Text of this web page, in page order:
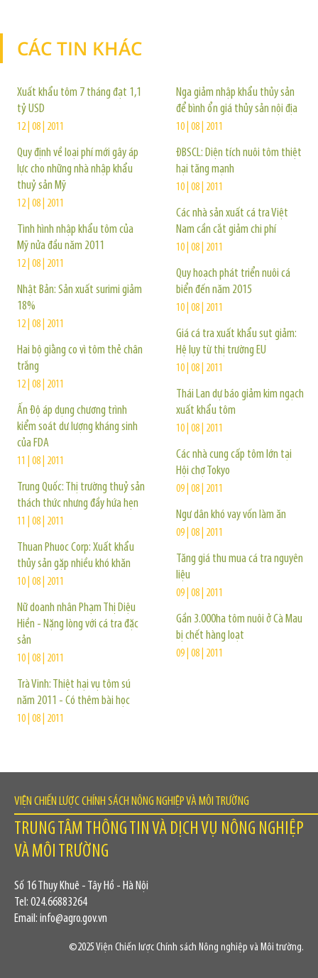
CÁC TIN KHÁC
Xuất khẩu tôm 7 tháng đạt 1,1
tỷ USD
12 | 08 | 2011
Quy định về loại phí mới gây áp
lực cho những nhà nhập khẩu
thuỷ sản Mỹ
12 | 08 | 2011
Tình hình nhập khẩu tôm của
Mỹ nửa đầu năm 2011
12 | 08 | 2011
Nhật Bản: Sản xuất surimi giảm
18%
12 | 08 | 2011
Hai bộ giằng co vì tôm thẻ chân
trắng
12 | 08 | 2011
Ấn Độ áp dụng chương trình
kiểm soát dư lượng kháng sinh
của FDA
11 | 08 | 2011
Trung Quốc: Thị trường thuỷ sản
thách thức nhưng đầy hứa hẹn
11 | 08 | 2011
Thuan Phuoc Corp: Xuất khẩu
thủy sản gặp nhiều khó khăn
10 | 08 | 2011
Nữ doanh nhân Phạm Thị Diệu
Hiền - Nặng lòng với cá tra đặc
sản
10 | 08 | 2011
Trà Vinh: Thiệt hại vụ tôm sú
năm 2011 - Có thêm bài học
10 | 08 | 2011
Nga giảm nhập khẩu thủy sản
để bình ổn giá thủy sản nội địa
10 | 08 | 2011
ĐBSCL: Diện tích nuôi tôm thiệt
hại tăng mạnh
10 | 08 | 2011
Các nhà sản xuất cá tra Việt
Nam cần cắt giảm chi phí
10 | 08 | 2011
Quy hoạch phát triển nuôi cá
biển đến năm 2015
10 | 08 | 2011
Giá cá tra xuất khẩu sụt giảm:
Hệ lụy từ thị trường EU
10 | 08 | 2011
Thái Lan dự báo giảm kim ngạch
xuất khẩu tôm
10 | 08 | 2011
Các nhà cung cấp tôm lớn tại
Hội chợ Tokyo
09 | 08 | 2011
Ngư dân khó vay vốn làm ăn
09 | 08 | 2011
Tăng giá thu mua cá tra nguyên
liệu
09 | 08 | 2011
Gần 3.000ha tôm nuôi ở Cà Mau
bị chết hàng loạt
09 | 08 | 2011
VIỆN CHIẾN LƯỢC CHÍNH SÁCH NÔNG NGHIỆP VÀ MÔI TRƯỜNG
TRUNG TÂM THÔNG TIN VÀ DỊCH VỤ NÔNG NGHIỆP
VÀ MÔI TRƯỜNG
Số 16 Thụy Khuê - Tây Hồ - Hà Nội
Tel: 024.66883264
Email: info@agro.gov.vn
©2025 Viện Chiến lược Chính sách Nông nghiệp và Môi trường.